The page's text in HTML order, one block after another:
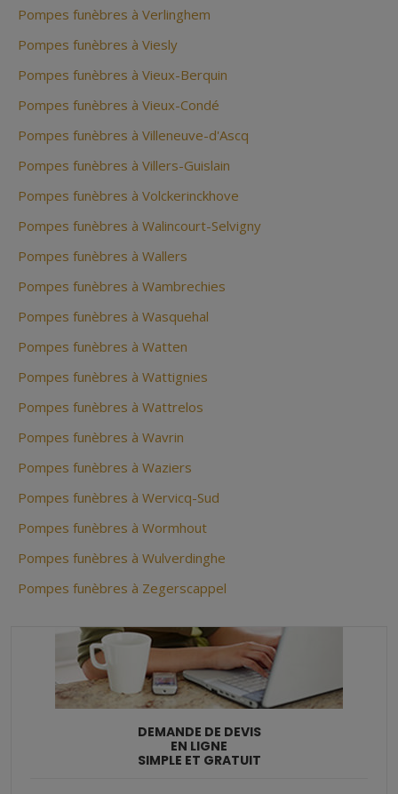
Pompes funèbres à Verlinghem
Pompes funèbres à Viesly
Pompes funèbres à Vieux-Berquin
Pompes funèbres à Vieux-Condé
Pompes funèbres à Villeneuve-d'Ascq
Pompes funèbres à Villers-Guislain
Pompes funèbres à Volckerinckhove
Pompes funèbres à Walincourt-Selvigny
Pompes funèbres à Wallers
Pompes funèbres à Wambrechies
Pompes funèbres à Wasquehal
Pompes funèbres à Watten
Pompes funèbres à Wattignies
Pompes funèbres à Wattrelos
Pompes funèbres à Wavrin
Pompes funèbres à Waziers
Pompes funèbres à Wervicq-Sud
Pompes funèbres à Wormhout
Pompes funèbres à Wulverdinghe
Pompes funèbres à Zegerscappel
DEMANDE DE DEVIS
EN LIGNE
SIMPLE ET GRATUIT